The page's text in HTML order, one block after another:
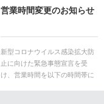
営業時間変更のお知らせ
新型コロナウイルス感染拡大防
止に向けた緊急事態宣言を受
け、営業時間を以下の時間帯に